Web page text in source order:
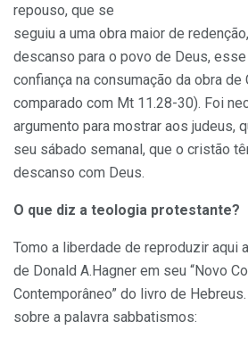
repouso, que se
seguiu a uma obra maior de
descanso para o povo de Deus,
confiança na consumação da obra
comparado com Mt 11.28-30). Foi
argumento para mostrar aos judeus,
seu sábado semanal, que o cristão
descanso com Deus.
O que diz a teologia protestante?
Tomo a liberdade de reproduzir aqui
de Donald A.Hagner em seu “Novo
Contemporâneo” do livro de
sobre a palavra sabbatismos: